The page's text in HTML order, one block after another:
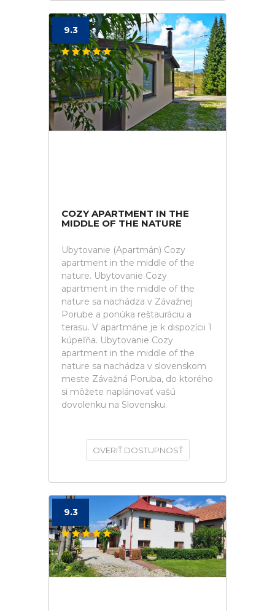
9.3
COZY APARTMENT IN THE
MIDDLE OF THE NATURE
Ubytovanie (Apartmán) Cozy
apartment in the middle of the
nature. Ubytovanie Cozy
apartment in the middle of the
nature sa nachádza v Závažnej
Porube a ponúka reštauráciu a
terasu. V apartmáne je k dispozícii 1
kúpeľňa. Ubytovanie Cozy
apartment in the middle of the
nature sa nachádza v slovenskom
meste Závažná Poruba, do ktorého
si môžete naplánovať vašú
dovolenku na Slovensku.
OVERIŤ DOSTUPNOSŤ
9.3